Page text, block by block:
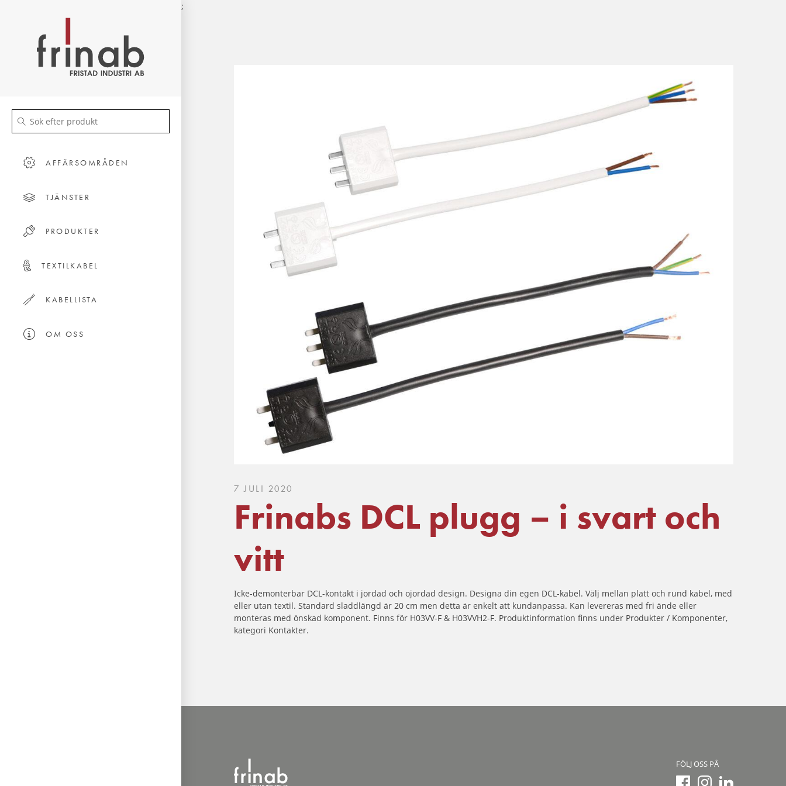
;
AFFÄRSOMRÅDEN
TJÄNSTER
PRODUKTER
TEXTILKABEL
KABELLISTA
OM OSS
7 JULI 2020
Frinabs DCL plugg – i svart och
vitt
Icke-demonterbar DCL-kontakt i jordad och ojordad design. Designa din egen DCL-kabel. Välj mellan platt och rund kabel, med
eller utan textil. Standard sladdlängd är 20 cm men detta är enkelt att kundanpassa. Kan levereras med fri ände eller
monteras med önskad komponent. Finns för H03VV-F & H03VVH2-F. Produktinformation finns under Produkter / Komponenter,
kategori Kontakter.
FÖLJ OSS PÅ